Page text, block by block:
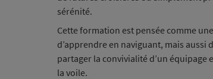
sérénité.
Cette formation est pensée comme
d’apprendre en naviguant, mais aussi
partager la convivialité d’un
la voile.